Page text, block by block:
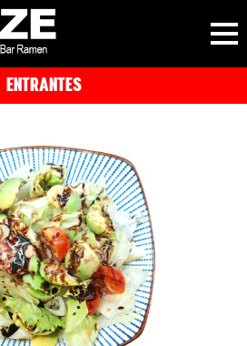
ENTRANTES